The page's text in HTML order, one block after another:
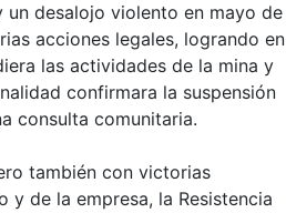
un desalojo violento en mayo de
acciones legales, logrando en
las actividades de la mina y
confirmara la suspensión
consulta comunitaria.
también con victorias
de la empresa, la Resistencia